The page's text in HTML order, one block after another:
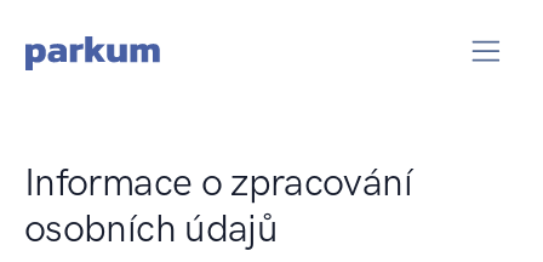
Informace o zpracování
osobních údajů